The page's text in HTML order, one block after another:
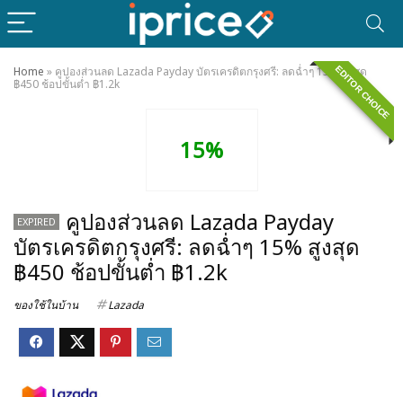
Home » คูปองส่วนลด Lazada Payday บัตรเครดิตกรุงศรี: ลดฉ่ำๆ 15% สูงสุด
฿450 ช้อปขั้นต่ำ ฿1.2k
EDITOR CHOICE
15%
EXPIRED
คูปองส่วนลด Lazada Payday
บัตรเครดิตกรุงศรี: ลดฉ่ำๆ 15% สูงสุด
฿450 ช้อปขั้นต่ำ ฿1.2k
ของใช้ในบ้าน Lazada